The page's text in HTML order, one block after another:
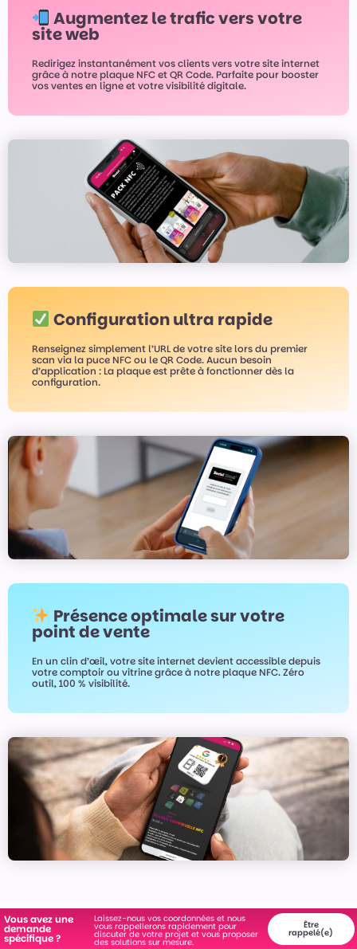
Augmentez le trafic vers votre
site web
Redirigez instantanément vos clients vers votre site internet
grâce à notre plaque NFC et QR Code. Parfaite pour booster
vos ventes en ligne et votre visibilité digitale.
Configuration ultra rapide
Renseignez simplement l’URL de votre site lors du premier
scan via la puce NFC ou le QR Code. Aucun besoin
d’application : La plaque est prête à fonctionner dès la
configuration.
Présence optimale sur votre
point de vente
En un clin d’œil, votre site internet devient accessible depuis
votre comptoir ou vitrine grâce à notre plaque NFC. Zéro
outil, 100 % visibilité.
Vous avez une
demande
spécifique ?
Laissez-nous vos coordonnées et nous
vous rappellerons rapidement pour
discuter de votre projet et vous proposer
des solutions sur mesure.
Être
rappelé(e)